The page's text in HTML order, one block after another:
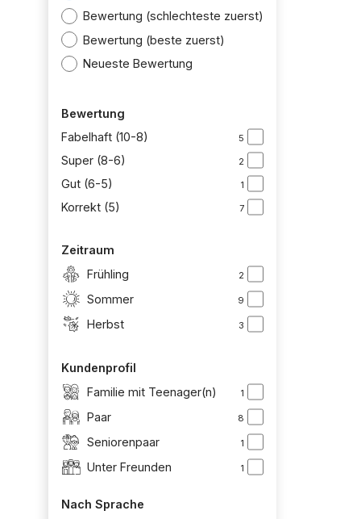
Bewertung (schlechteste zuerst)
Bewertung (beste zuerst)
Neueste Bewertung
Bewertung
Fabelhaft (10-8)
5
Super (8-6) 2
Gut (6-5) 1
Korrekt (5) 7
Zeitraum
Frühling
2
Sommer 9
Herbst 3
Kundenprofil
Familie mit Teenager(n)
1
Paar 8
Seniorenpaar 1
Unter Freunden 1
Nach Sprache